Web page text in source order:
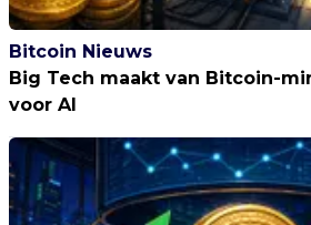
Bitcoin Nieuws
Big Tech maakt van Bitcoin-
voor AI